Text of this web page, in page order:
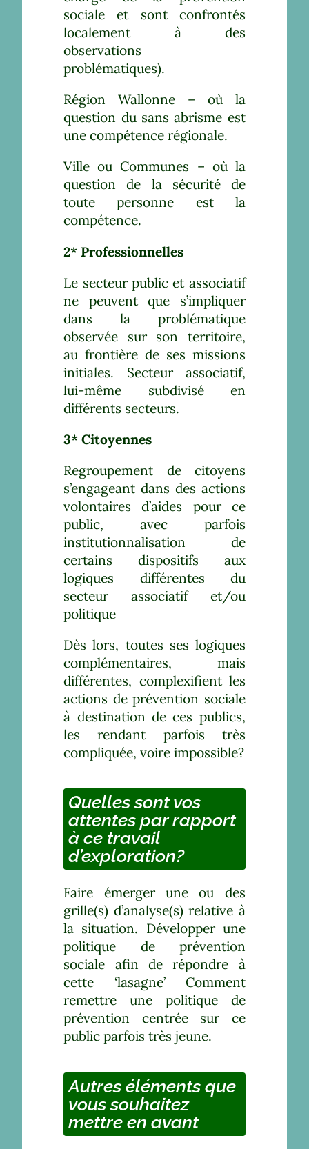
sociale et sont confrontés
localement à des
observations
problématiques).
Région Wallonne – où la
question du sans abrisme est
une compétence régionale.
Ville ou Communes – où la
question de la sécurité de
toute personne est la
compétence.
2* Professionnelles
Le secteur public et associatif
ne peuvent que s’impliquer
dans la problématique
observée sur son territoire,
au frontière de ses missions
initiales. Secteur associatif,
lui-même subdivisé en
différents secteurs.
3* Citoyennes
Regroupement de citoyens
s’engageant dans des actions
volontaires d’aides pour ce
public, avec parfois
institutionnalisation de
certains dispositifs aux
logiques différentes du
secteur associatif et/ou
politique
Dès lors, toutes ses logiques
complémentaires, mais
différentes, complexifient les
actions de prévention sociale
à destination de ces publics,
les rendant parfois très
compliquée, voire impossible?
Quelles sont vos
attentes par rapport
à ce travail
d’exploration?
Faire émerger une ou des
grille(s) d’analyse(s) relative à
la situation. Développer une
politique de prévention
sociale afin de répondre à
cette ‘lasagne’ Comment
remettre une politique de
prévention centrée sur ce
public parfois très jeune.
Autres éléments que
vous souhaitez
mettre en avant